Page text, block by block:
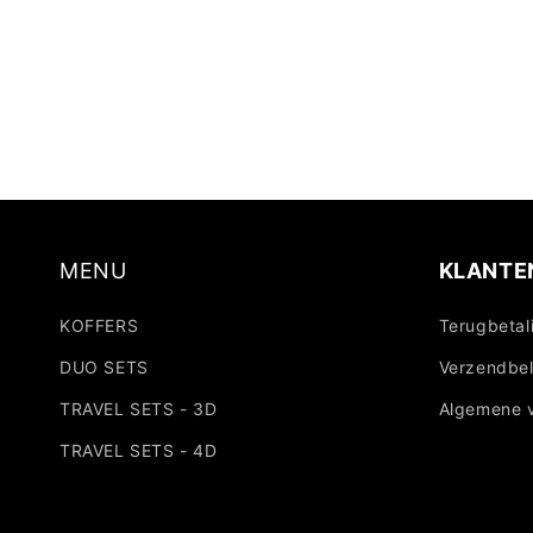
MENU
KOFFERS
DUO SETS
TRAVEL SETS - 3D
TRAVEL SETS - 4D
Algemene